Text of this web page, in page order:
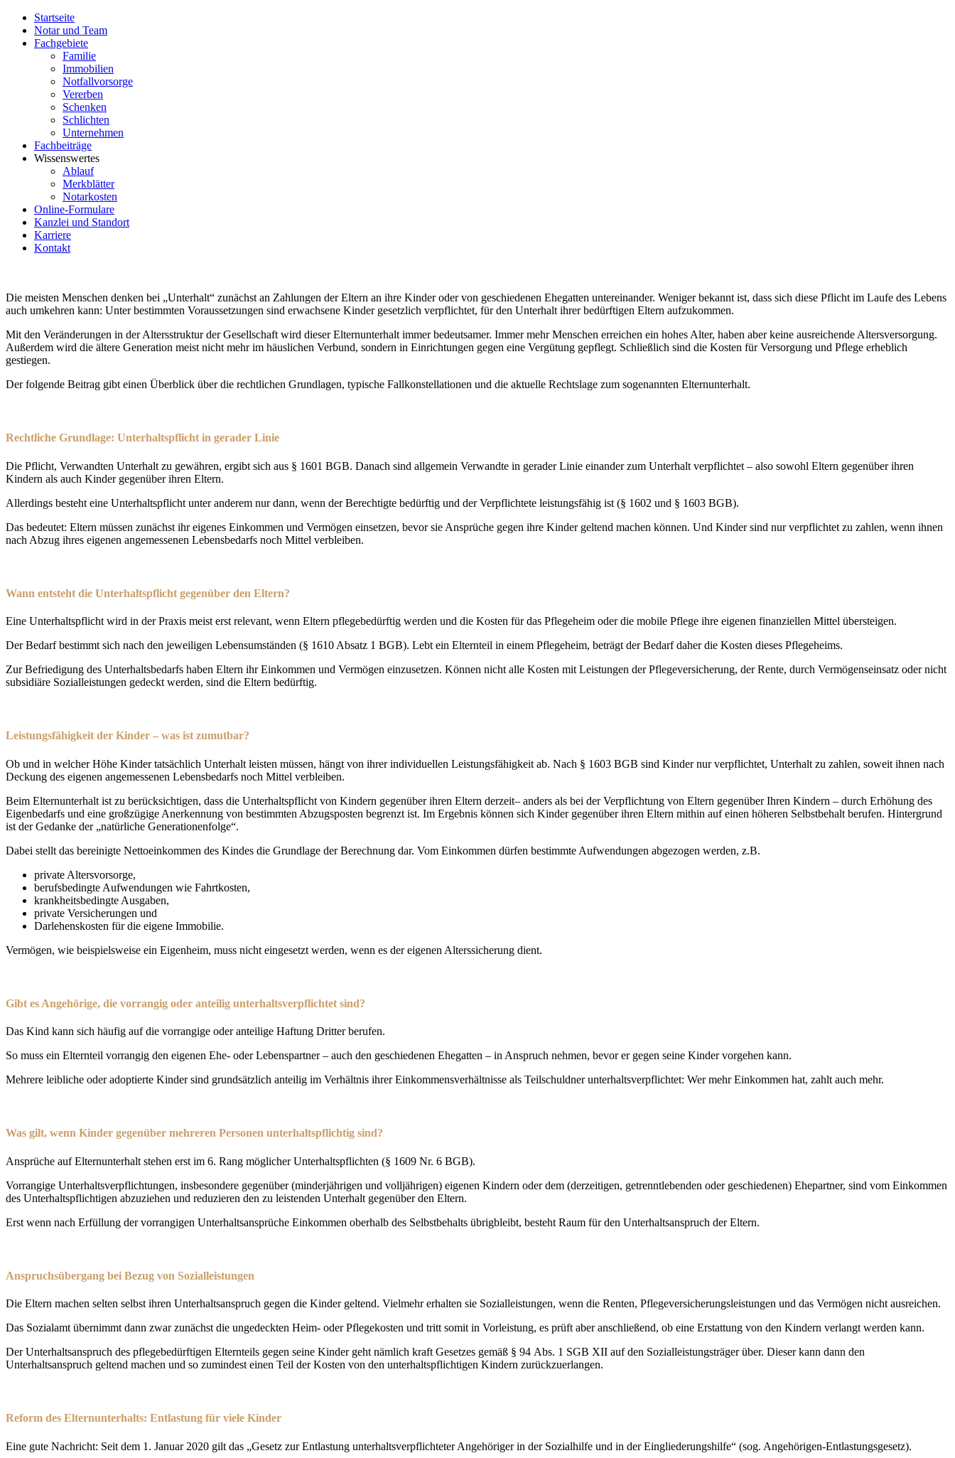
Startseite
Notar und Team
Fachgebiete
Familie
Immobilien
Notfallvorsorge
Vererben
Schenken
Schlichten
Unternehmen
Fachbeiträge
Wissenswertes
Ablauf
Merkblätter
Notarkosten
Online-Formulare
Kanzlei und Standort
Karriere
Kontakt
Die meisten Menschen denken bei „Unterhalt“ zunächst an Zahlungen der Eltern an ihre Kinder oder von geschiedenen Ehegatten untereinander. Weniger bekannt ist, dass sich diese Pflicht im Laufe des Lebens
auch umkehren kann: Unter bestimmten Voraussetzungen sind erwachsene Kinder gesetzlich verpflichtet, für den Unterhalt ihrer bedürftigen Eltern aufzukommen.
Mit den Veränderungen in der Altersstruktur der Gesellschaft wird dieser Elternunterhalt immer bedeutsamer. Immer mehr Menschen erreichen ein hohes Alter, haben aber keine ausreichende Altersversorgung.
Außerdem wird die ältere Generation meist nicht mehr im häuslichen Verbund, sondern in Einrichtungen gegen eine Vergütung gepflegt. Schließlich sind die Kosten für Versorgung und Pflege erheblich
gestiegen.
Der folgende Beitrag gibt einen Überblick über die rechtlichen Grundlagen, typische Fallkonstellationen und die aktuelle Rechtslage zum sogenannten Elternunterhalt.
Rechtliche Grundlage: Unterhaltspflicht in gerader Linie
Die Pflicht, Verwandten Unterhalt zu gewähren, ergibt sich aus § 1601 BGB. Danach sind allgemein Verwandte in gerader Linie einander zum Unterhalt verpflichtet – also sowohl Eltern gegenüber ihren
Kindern als auch Kinder gegenüber ihren Eltern.
Allerdings besteht eine Unterhaltspflicht unter anderem nur dann, wenn der Berechtigte bedürftig und der Verpflichtete leistungsfähig ist (§ 1602 und § 1603 BGB).
Das bedeutet: Eltern müssen zunächst ihr eigenes Einkommen und Vermögen einsetzen, bevor sie Ansprüche gegen ihre Kinder geltend machen können. Und Kinder sind nur verpflichtet zu zahlen, wenn ihnen
nach Abzug ihres eigenen angemessenen Lebensbedarfs noch Mittel verbleiben.
Wann entsteht die Unterhaltspflicht gegenüber den Eltern?
Eine Unterhaltspflicht wird in der Praxis meist erst relevant, wenn Eltern pflegebedürftig werden und die Kosten für das Pflegeheim oder die mobile Pflege ihre eigenen finanziellen Mittel übersteigen.
Der Bedarf bestimmt sich nach den jeweiligen Lebensumständen (§ 1610 Absatz 1 BGB). Lebt ein Elternteil in einem Pflegeheim, beträgt der Bedarf daher die Kosten dieses Pflegeheims.
Zur Befriedigung des Unterhaltsbedarfs haben Eltern ihr Einkommen und Vermögen einzusetzen. Können nicht alle Kosten mit Leistungen der Pflegeversicherung, der Rente, durch Vermögenseinsatz oder nicht
subsidiäre Sozialleistungen gedeckt werden, sind die Eltern bedürftig.
Leistungsfähigkeit der Kinder – was ist zumutbar?
Ob und in welcher Höhe Kinder tatsächlich Unterhalt leisten müssen, hängt von ihrer individuellen Leistungsfähigkeit ab. Nach § 1603 BGB sind Kinder nur verpflichtet, Unterhalt zu zahlen, soweit ihnen nach
Deckung des eigenen angemessenen Lebensbedarfs noch Mittel verbleiben.
Beim Elternunterhalt ist zu berücksichtigen, dass die Unterhaltspflicht von Kindern gegenüber ihren Eltern derzeit– anders als bei der Verpflichtung von Eltern gegenüber Ihren Kindern – durch Erhöhung des
Eigenbedarfs und eine großzügige Anerkennung von bestimmten Abzugsposten begrenzt ist. Im Ergebnis können sich Kinder gegenüber ihren Eltern mithin auf einen höheren Selbstbehalt berufen. Hintergrund
ist der Gedanke der „natürliche Generationenfolge“.
Dabei stellt das bereinigte Nettoeinkommen des Kindes die Grundlage der Berechnung dar. Vom Einkommen dürfen bestimmte Aufwendungen abgezogen werden, z.B.
private Altersvorsorge,
berufsbedingte Aufwendungen wie Fahrtkosten,
krankheitsbedingte Ausgaben,
private Versicherungen und
Darlehenskosten für die eigene Immobilie.
Vermögen, wie beispielsweise ein Eigenheim, muss nicht eingesetzt werden, wenn es der eigenen Alterssicherung dient.
Gibt es Angehörige, die vorrangig oder anteilig unterhaltsverpflichtet sind?
Das Kind kann sich häufig auf die vorrangige oder anteilige Haftung Dritter berufen.
So muss ein Elternteil vorrangig den eigenen Ehe- oder Lebenspartner – auch den geschiedenen Ehegatten – in Anspruch nehmen, bevor er gegen seine Kinder vorgehen kann.
Mehrere leibliche oder adoptierte Kinder sind grundsätzlich anteilig im Verhältnis ihrer Einkommensverhältnisse als Teilschuldner unterhaltsverpflichtet: Wer mehr Einkommen hat, zahlt auch mehr.
Was gilt, wenn Kinder gegenüber mehreren Personen unterhaltspflichtig sind?
Ansprüche auf Elternunterhalt stehen erst im 6. Rang möglicher Unterhaltspflichten (§ 1609 Nr. 6 BGB).
Vorrangige Unterhaltsverpflichtungen, insbesondere gegenüber (minderjährigen und volljährigen) eigenen Kindern oder dem (derzeitigen, getrenntlebenden oder geschiedenen) Ehepartner, sind vom Einkommen
des Unterhaltspflichtigen abzuziehen und reduzieren den zu leistenden Unterhalt gegenüber den Eltern.
Erst wenn nach Erfüllung der vorrangigen Unterhaltsansprüche Einkommen oberhalb des Selbstbehalts übrigbleibt, besteht Raum für den Unterhaltsanspruch der Eltern.
Anspruchsübergang bei Bezug von Sozialleistungen
Die Eltern machen selten selbst ihren Unterhaltsanspruch gegen die Kinder geltend. Vielmehr erhalten sie Sozialleistungen, wenn die Renten, Pflegeversicherungsleistungen und das Vermögen nicht ausreichen.
Das Sozialamt übernimmt dann zwar zunächst die ungedeckten Heim- oder Pflegekosten und tritt somit in Vorleistung, es prüft aber anschließend, ob eine Erstattung von den Kindern verlangt werden kann.
Der Unterhaltsanspruch des pflegebedürftigen Elternteils gegen seine Kinder geht nämlich kraft Gesetzes gemäß § 94 Abs. 1 SGB XII auf den Sozialleistungsträger über. Dieser kann dann den
Unterhaltsanspruch geltend machen und so zumindest einen Teil der Kosten von den unterhaltspflichtigen Kindern zurückzuerlangen.
Reform des Elternunterhalts: Entlastung für viele Kinder
Eine gute Nachricht: Seit dem 1. Januar 2020 gilt das „Gesetz zur Entlastung unterhaltsverpflichteter Angehöriger in der Sozialhilfe und in der Eingliederungshilfe“ (sog. Angehörigen-Entlastungsgesetz).